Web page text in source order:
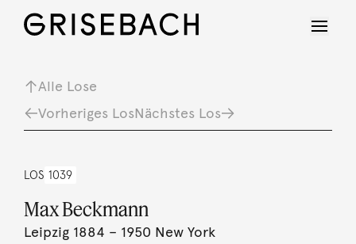
Alle Lose
Vorheriges LosNächstes Los
LOS 1039
Max Beckmann
Leipzig 1884 – 1950 New York